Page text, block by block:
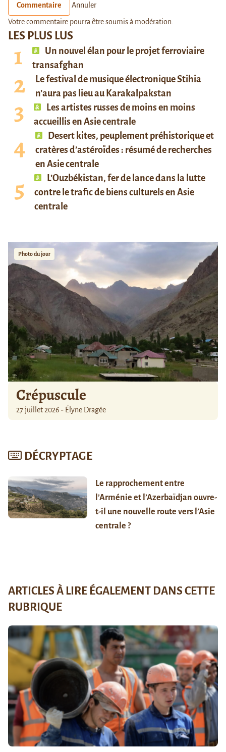
LES PLUS LUS
Un nouvel élan pour le projet ferroviaire
transafghan
Le festival de musique électronique Stihia
n’aura pas lieu au Karakalpakstan
Les artistes russes de moins en moins
accueillis en Asie centrale
Desert kites, peuplement préhistorique et
cratères d’astéroïdes : résumé de recherches
en Asie centrale
L’Ouzbékistan, fer de lance dans la lutte
contre le trafic de biens culturels en Asie
centrale
Photo du jour
Crépuscule
27 juillet 2026 - Élyne Dragée
DÉCRYPTAGE
Le rapprochement entre
l’Arménie et l’Azerbaïdjan ouvre-
t-il une nouvelle route vers l’Asie
centrale ?
Commentaire Annuler
Votre commentaire pourra être soumis à modération.
ARTICLES À LIRE ÉGALEMENT DANS CETTE
RUBRIQUE